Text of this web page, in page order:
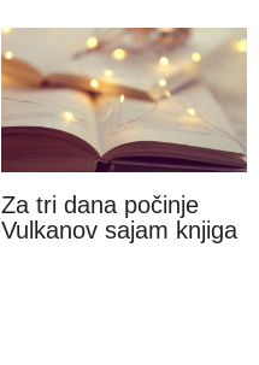
Za tri dana počinje
Vulkanov sajam knjiga